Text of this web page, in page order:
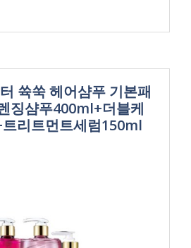
쓕쑥 헤어샴푸 기본패
징샴푸400ml+더블케
리트먼트세럼150ml